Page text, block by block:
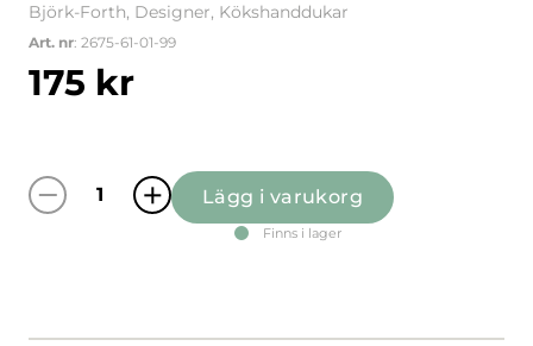
Björk-Forth, Designer, Kökshanddukar
Art. nr: 2675-61-01-99
175 kr
Kitty multi kökshandduk quantity
Lägg i varukorg
Finns i lager